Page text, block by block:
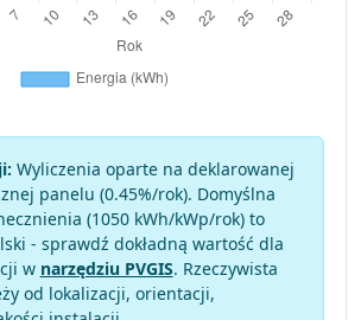
Wyliczenia oparte na deklarowanej
panelu (0.45%/rok). Domyślna
(1050 kWh/kWp/rok) to
- sprawdź dokładną wartość dla
w narzędziu PVGIS. Rzeczywista
od lokalizacji, orientacji,